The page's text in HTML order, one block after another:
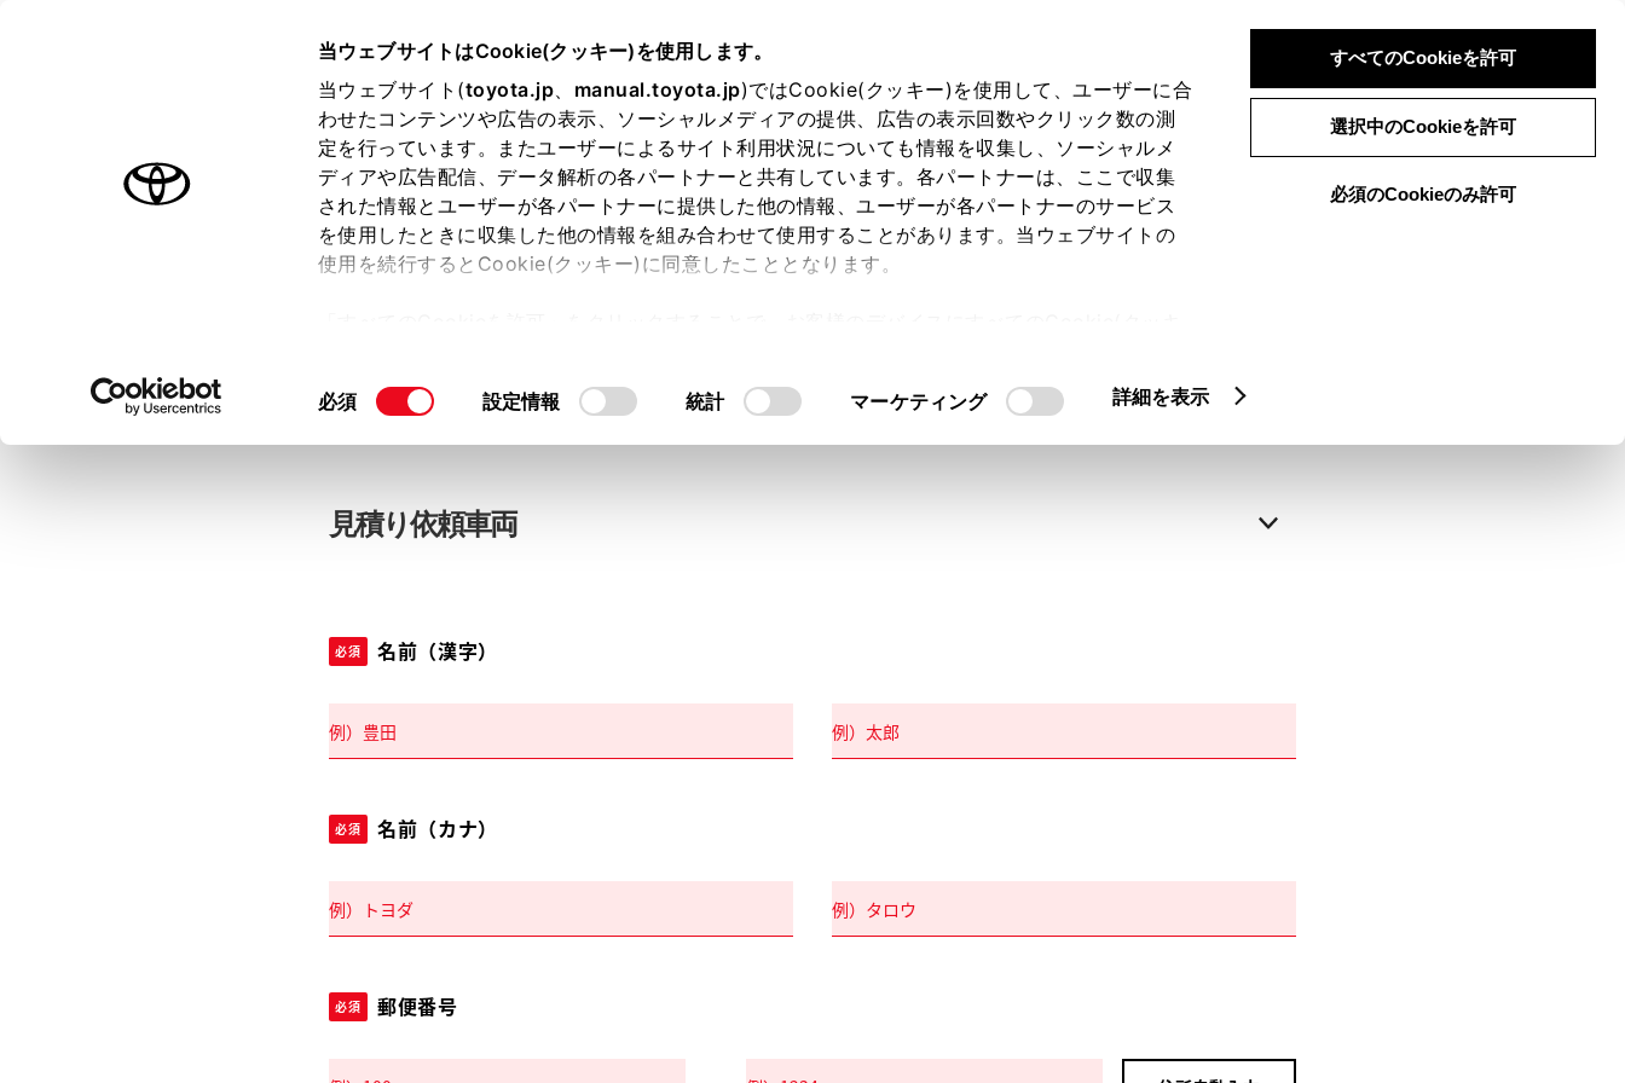
は必須です。
当ウェブサイトはCookie(クッキー)を使用します。
当ウェブサイト(toyota.jp、 manual.toyota.jp)ではCookie(クッキー)を使用して、ユーザーに合
わせたコンテンツや広告の表示、ソーシャルメディアの提供、広告の表示回数やクリック数の測
定を行っています。またユーザーによるサイト利用状況についても情報を収集し、ソーシャルメ
ディアや広告配信、データ解析の各パートナーと共有しています。各パートナーは、ここで収集
された情報とユーザーが各パートナーに提供した他の情報、ユーザーが各パートナーのサービス
を使用したときに収集した他の情報を組み合わせて使用することがあります。当ウェブサイトの
使用を続行するとCookie(クッキー)に同意したこととなります。
て」をご覧ください。
同
択
必須 設定情報 統計 マーケティング 詳細を表示
すべてのCookieを許可
選択中のCookieを許可
必須のCookieのみ許可
中古車：見積り依頼
お客さま情報の入力 入力内容のご確認
ログインして自動入力
見積り依頼車両
必須 名前（漢字）
必須 名前（カナ）
必須 郵便番号